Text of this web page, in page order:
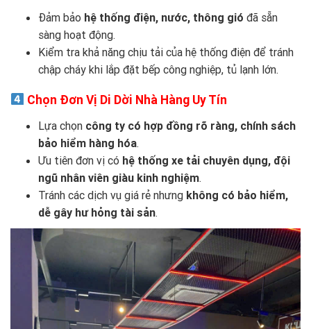
Đảm bảo hệ thống điện, nước, thông gió đã sẵn
sàng hoạt động.
Kiểm tra khả năng chịu tải của hệ thống điện để tránh
chập cháy khi lắp đặt bếp công nghiệp, tủ lạnh lớn.
Chọn Đơn Vị Di Dời Nhà Hàng Uy Tín
Lựa chọn công ty có hợp đồng rõ ràng, chính sách
bảo hiểm hàng hóa.
Ưu tiên đơn vị có hệ thống xe tải chuyên dụng, đội
ngũ nhân viên giàu kinh nghiệm.
Tránh các dịch vụ giá rẻ nhưng không có bảo hiểm,
dễ gây hư hỏng tài sản.